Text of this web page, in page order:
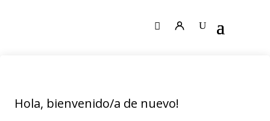
Hola, bienvenido/a de nuevo!